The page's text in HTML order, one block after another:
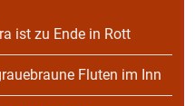
ist zu Ende in Rott
Fluten im Inn